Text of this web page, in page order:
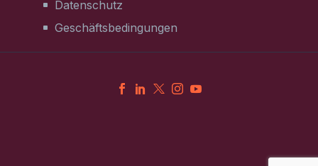
Datenschutz
Geschäftsbedingungen